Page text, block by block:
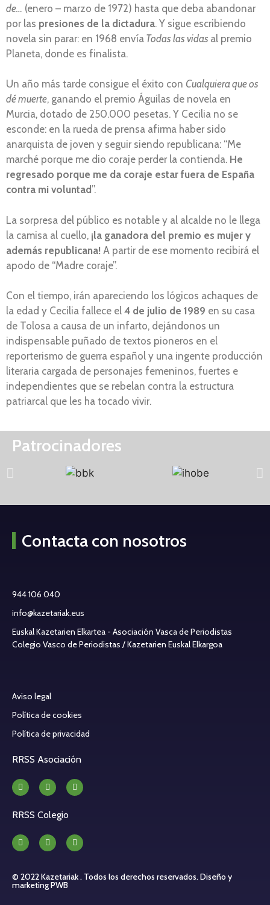
de… (enero – marzo de 1972) hasta que deba abandonar
por las presiones de la dictadura. Y sigue escribiendo
novela sin parar: en 1968 envía Todas las vidas al premio
Planeta, donde es finalista.
Un año más tarde consigue el éxito con Cualquiera que os
dé muerte, ganando el premio Águilas de novela en
Murcia, dotado de 250.000 pesetas. Y Cecilia no se
esconde: en la rueda de prensa afirma haber sido
anarquista de joven y seguir siendo republicana: “Me
marché porque me dio coraje perder la contienda. He
regresado porque me da coraje estar fuera de España
contra mi voluntad ”.
La sorpresa del público es notable y al alcalde no le llega
la camisa al cuello, ¡la ganadora del premio es mujer y
además republicana! A partir de ese momento recibirá el
apodo de “Madre coraje”.
Con el tiempo, irán apareciendo los lógicos achaques de
la edad y Cecilia fallece el 4 de julio de 1989 en su casa
de Tolosa a causa de un infarto, dejándonos un
indispensable puñado de textos pioneros en el
reporterismo de guerra español y una ingente producción
literaria cargada de personajes femeninos, fuertes e
independientes que se rebelan contra la estructura
patriarcal que les ha tocado vivir.
Patrocinadores
Contacta con nosotros
944 106 040
info@kazetariak.eus
Euskal Kazetarien Elkartea - Asociación Vasca de Periodistas
Colegio Vasco de Periodistas / Kazetarien Euskal Elkargoa
Aviso legal
Política de cookies
Política de privacidad
RRSS Asociación
RRSS Colegio
© 2022 Kazetariak . Todos los derechos reservados. Diseño y
marketing PWB